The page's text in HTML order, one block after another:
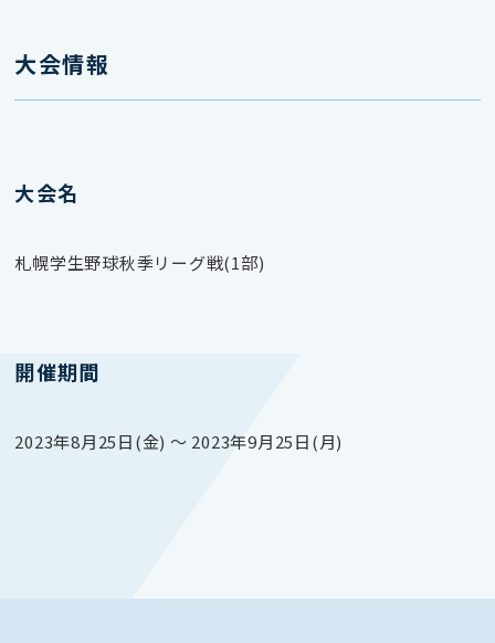
大会情報
大会名
札幌学生野球秋季リーグ戦(1部)
開催期間
2023年8月25日(金) 〜 2023年9月25日(月)